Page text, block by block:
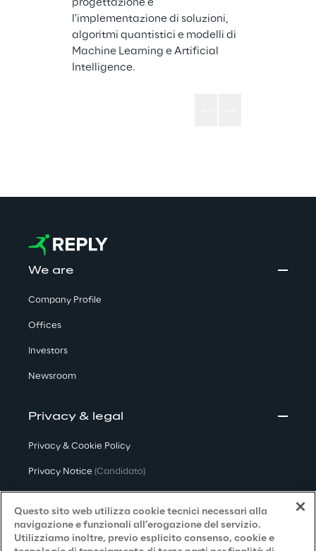
progettazione e
l'implementazione di soluzioni,
algoritmi quantistici e modelli di
Machine Learning e Artificial
Intelligence.
We are
Company Profile
Offices
Investors
Newsroom
Privacy & legal
Privacy & Cookie Policy
Privacy Notice (Candidato)
Privacy Notice(Fornitore)
Privacy Notice (Marketing)
Questo sito web utilizza cookie tecnici necessari alla
navigazione e funzionali all’erogazione del servizio.
Utilizziamo inoltre, previo esplicito consenso, cookie e